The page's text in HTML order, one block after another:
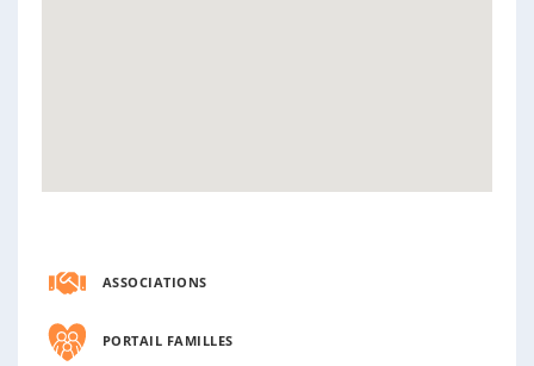
ASSOCIATIONS
PORTAIL FAMILLES